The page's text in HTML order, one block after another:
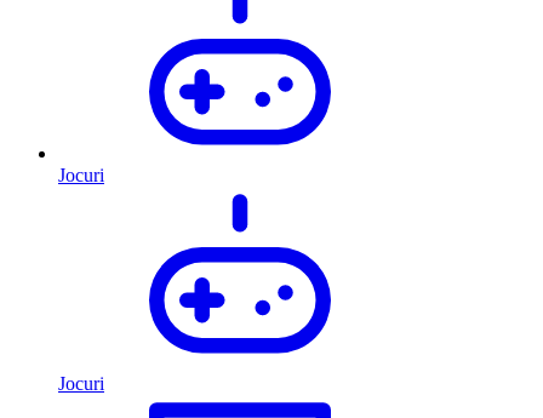
Jocuri
Jocuri